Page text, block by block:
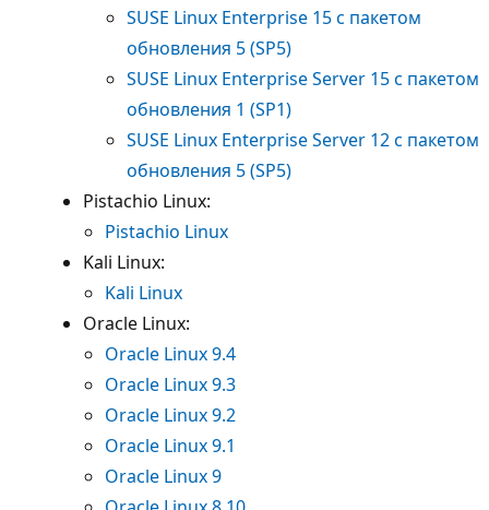
SUSE Linux Enterprise 15 с пакетом
обновления 5 (SP5)
SUSE Linux Enterprise Server 15 с пакетом
обновления 1 (SP1)
SUSE Linux Enterprise Server 12 с пакетом
обновления 5 (SP5)
Pistachio Linux:
Pistachio Linux
Kali Linux:
Kali Linux
Oracle Linux:
Oracle Linux 9.4
Oracle Linux 9.3
Oracle Linux 9.2
Oracle Linux 9.1
Oracle Linux 9